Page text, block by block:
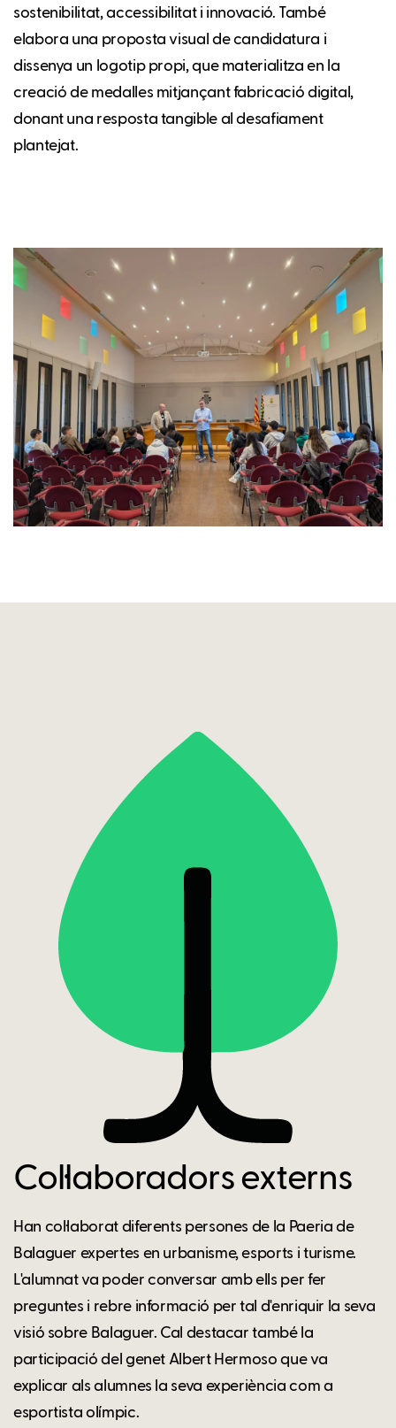
sostenibilitat, accessibilitat i innovació. També
elabora una proposta visual de candidatura i
dissenya un logotip propi, que materialitza en la
creació de medalles mitjançant fabricació digital,
donant una resposta tangible al desafiament
plantejat.
Col·laboradors externs
Han col·laborat diferents persones de la Paeria de
Balaguer expertes en urbanisme, esports i turisme.
L'alumnat va poder conversar amb ells per fer
preguntes i rebre informació per tal d'enriquir la seva
visió sobre Balaguer. Cal destacar també la
participació del genet Albert Hermoso que va
explicar als alumnes la seva experiència com a
esportista olímpic.